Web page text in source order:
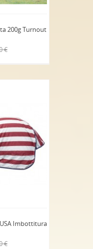
200g Turnout
€
Imbottitura
€